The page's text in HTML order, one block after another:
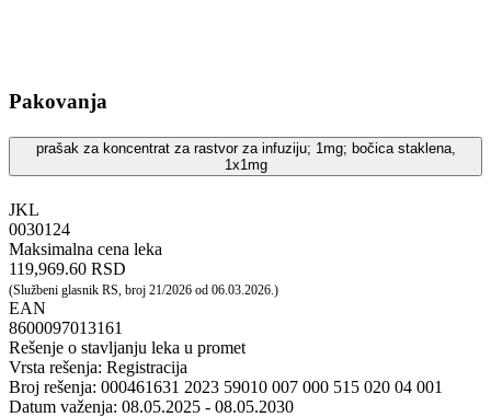
Pakovanja
prašak za koncentrat za rastvor za infuziju; 1mg; bočica staklena,
1x1mg
JKL
‍0030124
Maksimalna cena leka
119,969.60 RSD
(Službeni glasnik RS, broj 21/2026 od 06.03.2026.)
EAN
8600097013161
Rešenje o stavljanju leka u promet
Vrsta rešenja: Registracija
Broj rešenja: 000461631 2023 59010 007 000 515 020 04 001
Datum važenja: 08.05.2025 - 08.05.2030